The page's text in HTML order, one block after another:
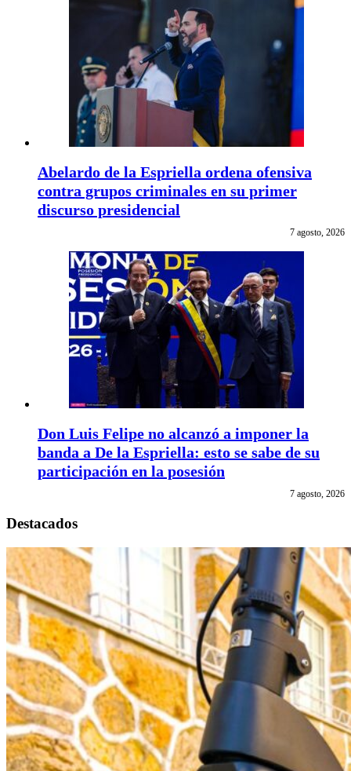
Abelardo de la Espriella ordena ofensiva
contra grupos criminales en su primer
discurso presidencial
7 agosto, 2026
Don Luis Felipe no alcanzó a imponer la
banda a De la Espriella: esto se sabe de su
participación en la posesión
7 agosto, 2026
Destacados